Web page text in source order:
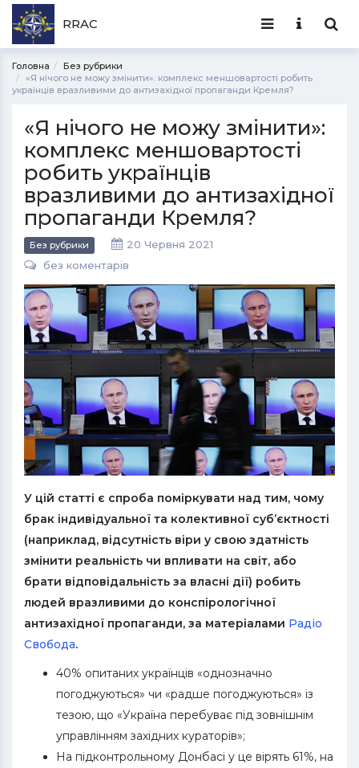
RRAC
Головна
Без рубрики
«Я нічого не можу змінити»: комплекс меншовартості робить
українців вразливими до антизахідної пропаганди Кремля?
«Я нічого не можу змінити»:
комплекс меншовартості
робить українців
вразливими до антизахідної
пропаганди Кремля?
Без рубрики
20 Червня 2021
без коментарів
У цій статті є спроба поміркувати над тим, чому
брак індивідуальної та колективної суб’єктності
(наприклад, відсутність віри у свою здатність
змінити реальність чи впливати на світ, або
брати відповідальність за власні дії) робить
людей вразливими до конспірологічної
антизахідної пропаганди, за матеріалами Радіо
Свобода.
40% опитаних українців «однозначно
погоджуються» чи «радше погоджуються» із
тезою, що «Україна перебуває під зовнішнім
управлінням західних кураторів»;
На підконтрольному Донбасі у це вірять 61%, на